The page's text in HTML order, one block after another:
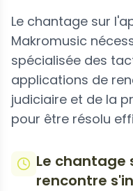
Le chantage sur
Makromusic
spécialisée des
applications de
judiciaire et de la
pour être résolu
Le chantage
rencontre